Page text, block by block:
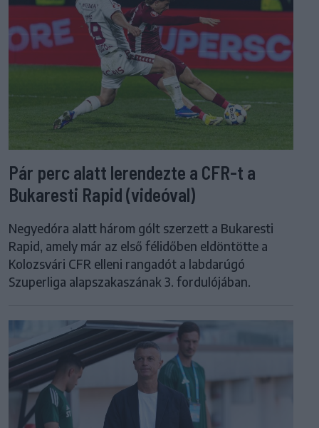
Pár perc alatt lerendezte a CFR-t a
Bukaresti Rapid (videóval)
Negyedóra alatt három gólt szerzett a Bukaresti
Rapid, amely már az első félidőben eldöntötte a
Kolozsvári CFR elleni rangadót a labdarúgó
Szuperliga alapszakaszának 3. fordulójában.